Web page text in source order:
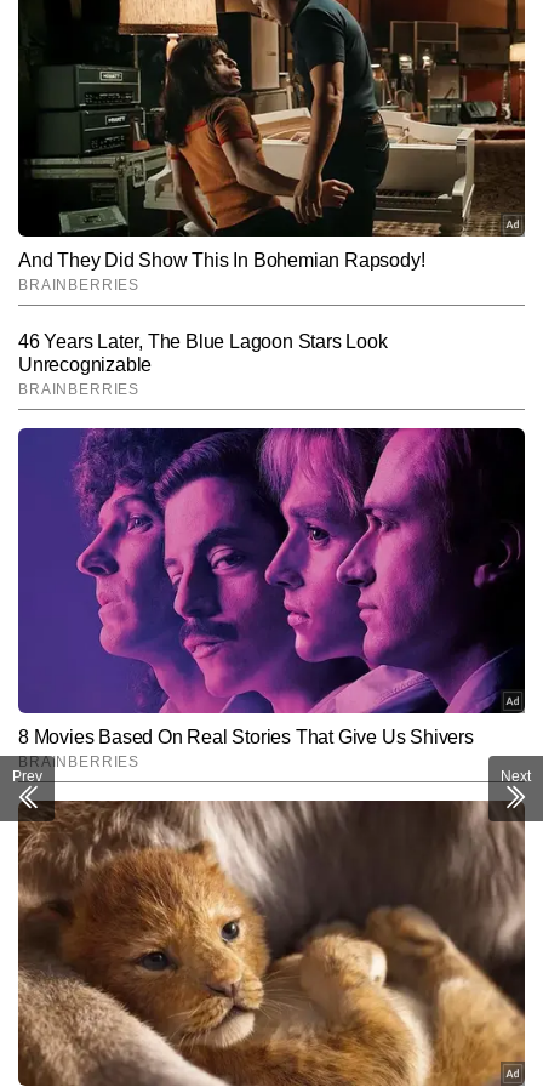
आदित्य सिंह टाइम्स नाउ नवभारत की डिजिटल टीम में एजुकेशन सेक्शन पर लिखते
हैं। मीडिया में 5 साल का अनुभव रखने वाले आदित्य सिंह स्कूली शिक्षा से लेकर
प्रतियोगी परीक्षाओं, जॉब वैकेंसी, करियर ऑप्शन्स, बोर्ड रिजल्ट, एग्जाम टिप्स और
करंट अफेयर्स—इन सभी पर उनकी पकड़ मजबूत है। तेजी से खबर ब्रेक करना
और युवाओं को उपयोगी और प्रेरक जानकारी देना उनकी प्रमुख विशेषताओं में
शामिल है। पांच साल से आदित्य सिंह लगातार एजुकेशन सेक्शन के लिए खबरें लिख
रहे हैं और छह हजार से अधिक आर्टिकल पब्लिश कर चुके हैं। एक एजुकेशन राइटर
के रूप में उनका फोकस हमेशा यही रहता है कि छात्रों और युवाओं तक सटीक,
समय पर और उपयोगी जानकारी सबसे पहले पहुंचे।
और पढ़ें
Follow Us:
Subscribe to our daily Newsletter!
SUBMIT
Prev Next